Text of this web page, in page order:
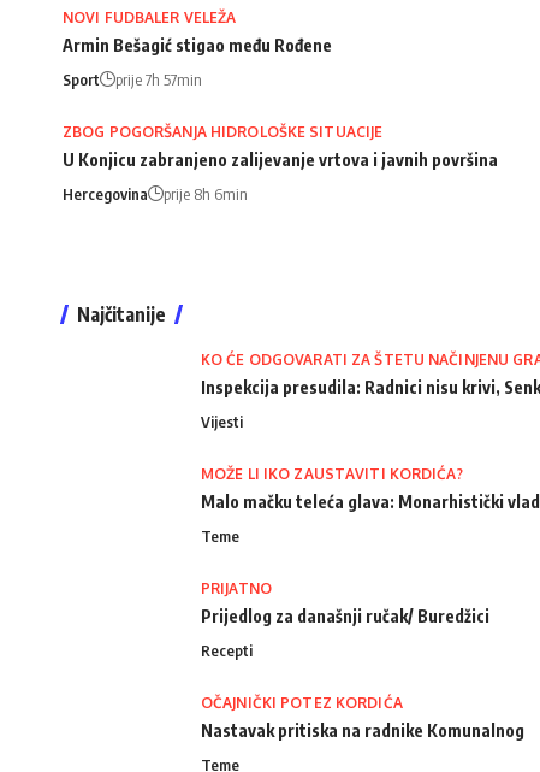
NOVI FUDBALER VELEŽA
Armin Bešagić stigao među Rođene
Sport prije 7h 57min
ZBOG POGORŠANJA HIDROLOŠKE SITUACIJE
U Konjicu zabranjeno zalijevanje vrtova i javnih površina
Hercegovina prije 8h 6min
Najčitanije
KO ĆE ODGOVARATI ZA ŠTETU NAČINJENU
Inspekcija presudila: Radnici nisu krivi,
Vijesti
MOŽE LI IKO ZAUSTAVITI KORDIĆA?
Malo mačku teleća glava: Monarhistički
Teme
PRIJATNO
Prijedlog za današnji ručak/ Buredžici
Recepti
OČAJNIČKI POTEZ KORDIĆA
Nastavak pritiska na radnike Komunalnog
Teme